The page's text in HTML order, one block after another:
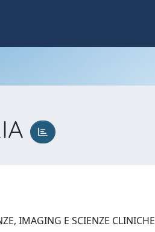
IMAGING E SCIENZE CLINICHE